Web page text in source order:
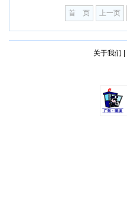
首 页 上一页
关于我们